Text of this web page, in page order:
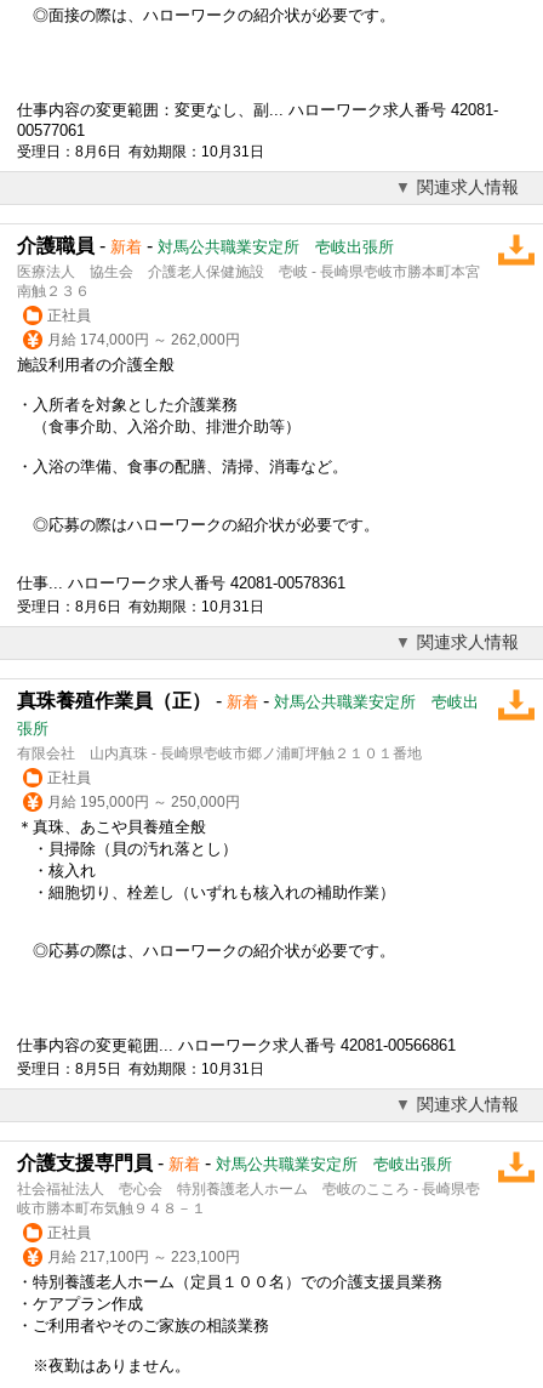
◎面接の際は、ハローワークの紹介状が必要です。
仕事内容の変更範囲：変更なし、副... ハローワーク求人番号 42081-
00577061
受理日：8月6日 有効期限：10月31日
関連求人情報
介護職員 - 新着 - 対馬公共職業安定所 壱岐出張所
医療法人 協生会 介護老人保健施設 壱岐 - 長崎県壱岐市勝本町本宮
南触２３６
正社員
月給 174,000円 ～ 262,000円
施設利用者の介護全般
・入所者を対象とした介護業務
（食事介助、入浴介助、排泄介助等）
・入浴の準備、食事の配膳、清掃、消毒など。
◎応募の際はハローワークの紹介状が必要です。
仕事... ハローワーク求人番号 42081-00578361
受理日：8月6日 有効期限：10月31日
関連求人情報
真珠養殖作業員（正） - 新着 - 対馬公共職業安定所 壱岐出
張所
有限会社 山内真珠 - 長崎県壱岐市郷ノ浦町坪触２１０１番地
正社員
月給 195,000円 ～ 250,000円
＊真珠、あこや貝養殖全般
・貝掃除（貝の汚れ落とし）
・核入れ
・細胞切り、栓差し（いずれも核入れの補助作業）
◎応募の際は、ハローワークの紹介状が必要です。
仕事内容の変更範囲... ハローワーク求人番号 42081-00566861
受理日：8月5日 有効期限：10月31日
関連求人情報
介護支援専門員 - 新着 - 対馬公共職業安定所 壱岐出張所
社会福祉法人 壱心会 特別養護老人ホーム 壱岐のこころ - 長崎県壱
岐市勝本町布気触９４８－１
正社員
月給 217,100円 ～ 223,100円
・特別養護老人ホーム（定員１００名）での介護支援員業務
・ケアプラン作成
・ご利用者やそのご家族の相談業務
※夜勤はありません。